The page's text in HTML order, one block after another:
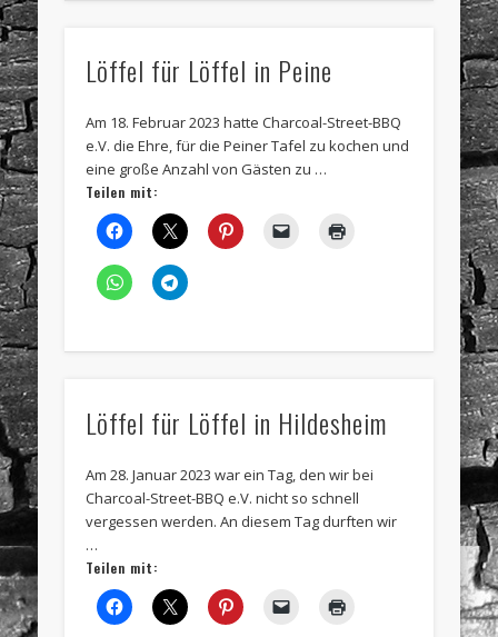
Löffel für Löffel in Peine
Am 18. Februar 2023 hatte Charcoal-Street-BBQ
e.V. die Ehre, für die Peiner Tafel zu kochen und
eine große Anzahl von Gästen zu …
Teilen mit:
Löffel für Löffel in Hildesheim
Am 28. Januar 2023 war ein Tag, den wir bei
Charcoal-Street-BBQ e.V. nicht so schnell
vergessen werden. An diesem Tag durften wir
…
Teilen mit: